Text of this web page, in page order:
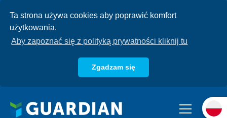
Ta strona używa cookies aby poprawić komfort
użytkowania.
Aby zapoznać się z polityką prywatności kliknij tu
Zgadzam się
treści
Produkty